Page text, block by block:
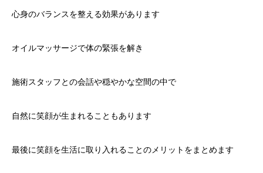
心身のバランスを整える効果があります
オイルマッサージで体の緊張を解き
施術スタッフとの会話や穏やかな空間の中で
自然に笑顔が生まれることもあります
最後に笑顔を生活に取り入れることのメリットをまとめます